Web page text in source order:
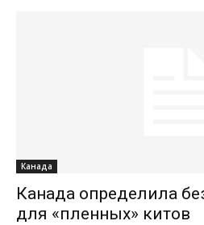
Канада
Канада определила
для «пленных» китов